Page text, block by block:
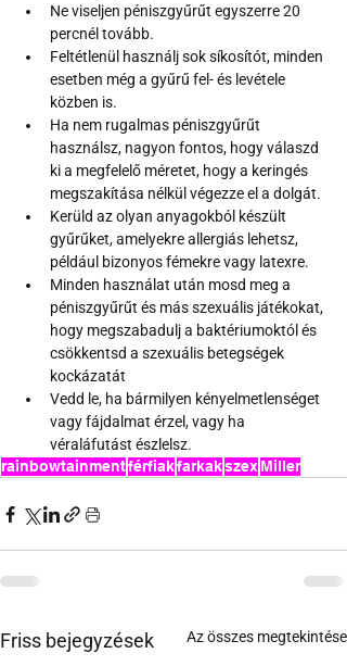
Ne viseljen péniszgyűrűt egyszerre 20
percnél tovább.
Feltétlenül használj sok síkosítót, minden
esetben még a gyűrű fel- és levétele
közben is.
Ha nem rugalmas péniszgyűrűt
használsz, nagyon fontos, hogy válaszd
ki a megfelelő méretet, hogy a keringés
megszakítása nélkül végezze el a dolgát.
Kerüld az olyan anyagokból készült
gyűrűket, amelyekre allergiás lehetsz,
például bizonyos fémekre vagy latexre.
Minden használat után mosd meg a
péniszgyűrűt és más szexuális játékokat,
hogy megszabadulj a baktériumoktól és
csökkentsd a szexuális betegségek
kockázatát
Vedd le, ha bármilyen kényelmetlenséget
vagy fájdalmat érzel, vagy ha
véraláfutást észlelsz.
rainbowtainmentférfiakfarkakszexMiller
Friss bejegyzések Az összes megtekintése